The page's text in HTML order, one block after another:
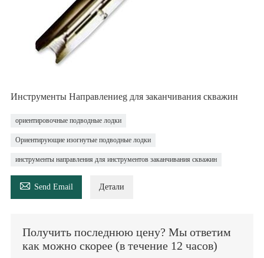
Инструменты Направлениеg для заканчивания скважин
ориентировочные подводные лодки
Ориентирующие изогнутые подводные лодки
инструменты направления для инструментов заканчивания скважин
 Send Email Детали
Получить последнюю цену? Мы ответим
как можно скорее (в течение 12 часов)